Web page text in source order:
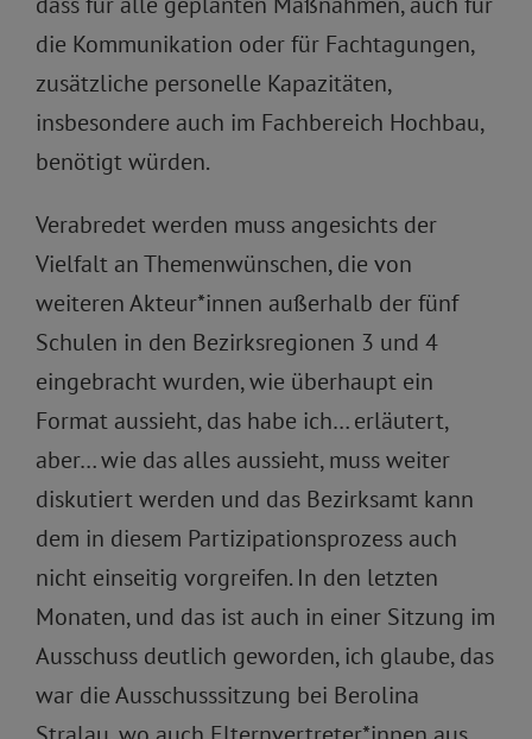
die Kommunikation oder für Fachtagungen,
zusätzliche personelle Kapazitäten,
insbesondere auch im Fachbereich Hochbau,
benötigt würden.
Verabredet werden muss angesichts der
Vielfalt an Themenwünschen, die von
weiteren Akteur*innen außerhalb der fünf
Schulen in den Bezirksregionen 3 und 4
eingebracht wurden, wie überhaupt ein
Format aussieht, das habe ich… erläutert,
aber… wie das alles aussieht, muss weiter
diskutiert werden und das Bezirksamt kann
dem in diesem Partizipationsprozess auch
nicht einseitig vorgreifen. In den letzten
Monaten, und das ist auch in einer Sitzung im
Ausschuss deutlich geworden, ich glaube, das
war die Ausschusssitzung bei Berolina